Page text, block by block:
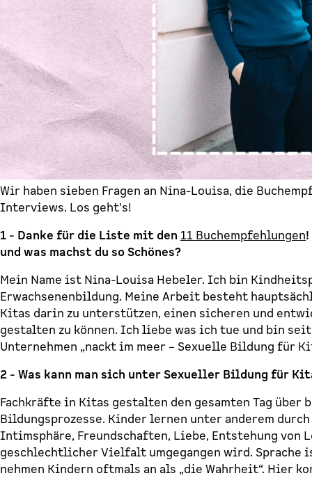
Wir haben sieben Fragen an Nina-Louisa, die
Interviews. Los geht's!
1 - Danke für die Liste mit den 11 Buchempfehlungen
und was machst du so Schönes?
Mein Name ist Nina-Louisa Hebeler. Ich bin
Erwachsenenbildung. Meine Arbeit besteht
Kitas darin zu unterstützen, einen sicheren und
gestalten zu können. Ich liebe was ich tue und bin
Unternehmen „nackt im meer – Sexuelle Bildung für
2 - Was kann man sich unter Sexueller Bildung für
Fachkräfte in Kitas gestalten den gesamten Tag über
Bildungsprozesse. Kinder lernen unter anderem
Intimsphäre, Freundschaften, Liebe, Entstehung von
geschlechtlicher Vielfalt umgegangen wird. Sprache
nehmen Kindern oftmals an als „die Wahrheit“. Hier